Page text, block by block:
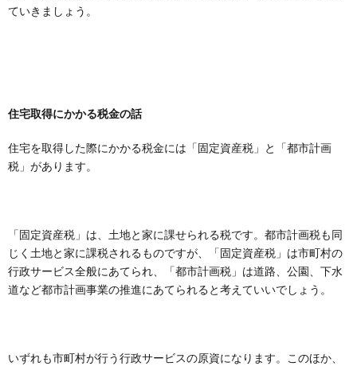
ていきましょう。
住宅取得にかかる税金の話
住宅を取得した際にかかる税金には「固定資産税」と「都市計画
税」があります。
「固定資産税」は、土地と家に課せられる税です。都市計画税も同
じく土地と家に課税されるものですが、「固定資産税」は市町村の
行政サービス全般にあてられ、「都市計画税」は道路、公園、下水
道など都市計画事業の推進にあてられると考えていいでしょう。
いずれも市町村が行う行政サービスの原資になります。このほか、